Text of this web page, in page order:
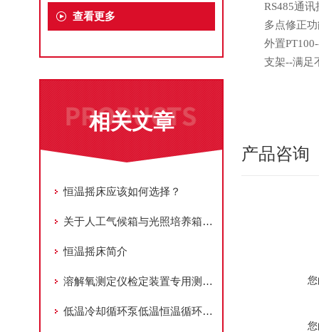
查看更多
相关文章
恒温摇床应该如何选择？
关于人工气候箱与光照培养箱中固定波长光源的应用
恒温摇床简介
溶解氧测定仪检定装置专用测试恒温槽有噪音该如何处理?
低温冷却循环泵低温恒温循环器在药品生产和储存过程中控制温度
RS485通
多点修正
外置
支架--满足
产品咨询